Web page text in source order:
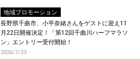
地域プロモーション
長野県千曲市、小平奈緒さんをゲストに迎え11
月22日開催決定！「第12回千曲川ハーフマラソ
ン」エントリー受付開始！
2026/7/23